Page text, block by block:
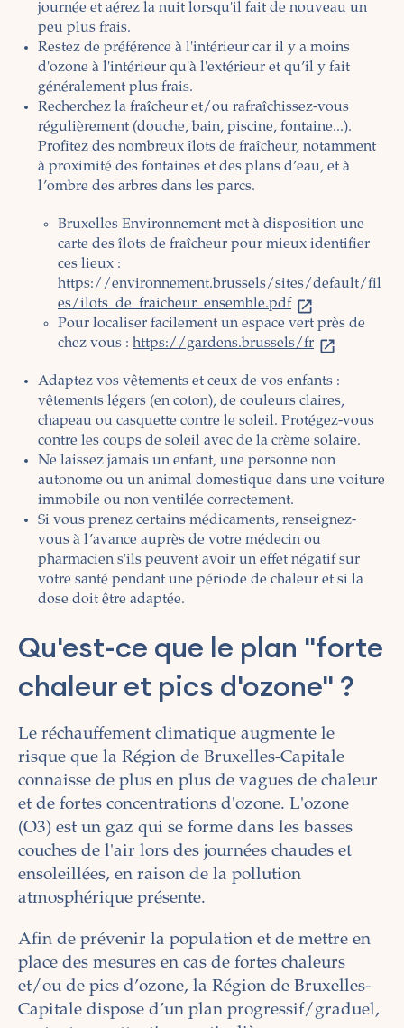
journée et aérez la nuit lorsqu'il fait de nouveau un
peu plus frais.
Restez de préférence à l'intérieur car il y a moins
d'ozone à l'intérieur qu'à l'extérieur et qu’il y fait
généralement plus frais.
Recherchez la fraîcheur et/ou rafraîchissez-vous
régulièrement (douche, bain, piscine, fontaine...).
Profitez des nombreux îlots de fraîcheur, notamment
à proximité des fontaines et des plans d’eau, et à
l’ombre des arbres dans les parcs.
Bruxelles Environnement met à disposition une
carte des îlots de fraîcheur pour mieux identifier
ces lieux :
https://environnement.brussels/sites/default/fil
es/ilots_de_fraicheur_ensemble.pdf
Pour localiser facilement un espace vert près de
chez vous : https://gardens.brussels/fr
Adaptez vos vêtements et ceux de vos enfants :
vêtements légers (en coton), de couleurs claires,
chapeau ou casquette contre le soleil. Protégez-vous
contre les coups de soleil avec de la crème solaire.
Ne laissez jamais un enfant, une personne non
autonome ou un animal domestique dans une voiture
immobile ou non ventilée correctement.
Si vous prenez certains médicaments, renseignez-
vous à l’avance auprès de votre médecin ou
pharmacien s'ils peuvent avoir un effet négatif sur
votre santé pendant une période de chaleur et si la
dose doit être adaptée.
Qu'est-ce que le plan "forte
chaleur et pics d'ozone" ?
Le réchauffement climatique augmente le
risque que la Région de Bruxelles-Capitale
connaisse de plus en plus de vagues de chaleur
et de fortes concentrations d'ozone. L'ozone
(O3) est un gaz qui se forme dans les basses
couches de l'air lors des journées chaudes et
ensoleillées, en raison de la pollution
atmosphérique présente.
Afin de prévenir la population et de mettre en
place des mesures en cas de fortes chaleurs
et/ou de pics d’ozone, la Région de Bruxelles-
Capitale dispose d’un plan progressif/graduel,